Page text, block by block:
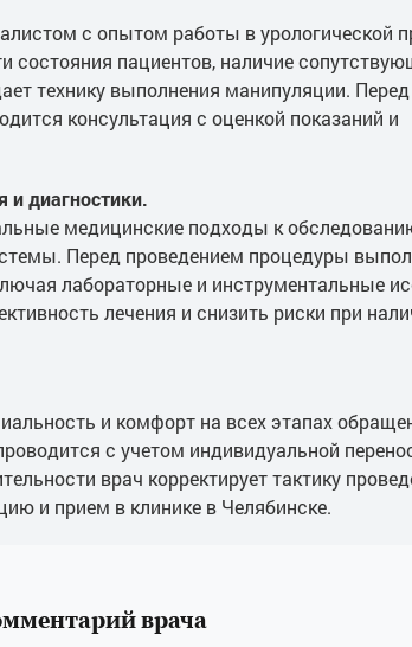
с опытом работы в урологической
состояния пациентов, наличие
технику выполнения манипуляции.
консультация с оценкой показаний и
диагностики.
медицинские подходы к
Перед проведением процедуры
лабораторные и инструментальные
лечения и снизить риски при
и комфорт на всех этапах
с учетом индивидуальной
врач корректирует тактику
и прием в клинике в Челябинске.
врача